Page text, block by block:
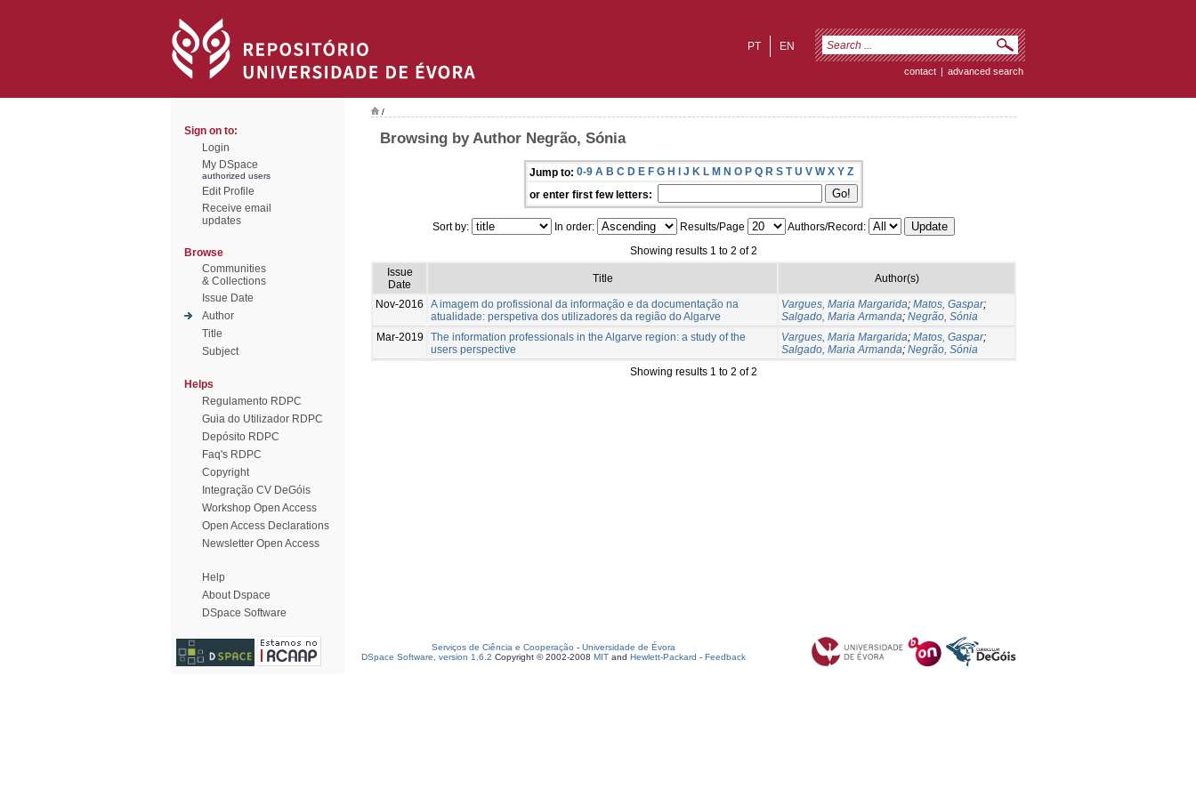
EN
PT
contact | advanced search
Sign on to:
Login
My DSpace
authorized users
Edit Profile
Receive email
updates
Browse
Communities
& Collections
Issue Date
Author
Title
Subject
Helps
Regulamento RDPC
Guia do Utilizador RDPC
Depósito RDPC
Faq's RDPC
Copyright
Integração CV DeGóis
Workshop Open Access
Open Access Declarations
Newsletter Open Access
Help
About Dspace
DSpace Software
/
Browsing by Author Negrão, Sónia
Jump to: 0-9 A B C D E F G H I J K L M N O P Q R S T U V W X Y Z
or enter first few letters:
Sort by: In order: Results/Page
Authors/Record:
Showing results 1 to 2 of 2
Issue
Date
Title Author(s)
Nov-2016
A imagem do profissional da informação e da documentação na
atualidade: perspetiva dos utilizadores da região do Algarve
Vargues, Maria Margarida; Matos, Gaspar;
Salgado, Maria Armanda; Negrão, Sónia
Mar-2019
The information professionals in the Algarve region: a study of the
users perspective
Vargues, Maria Margarida; Matos, Gaspar;
Salgado, Maria Armanda; Negrão, Sónia
Showing results 1 to 2 of 2
Serviços de Ciência e Cooperação - Universidade de Évora
DSpace Software, version 1.6.2 Copyright © 2002-2008 MIT and Hewlett-Packard - Feedback